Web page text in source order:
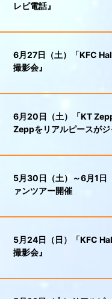
レビ電話』
6月27日（土）「KFC
撮影会』
6月20日（土）「KT
Zeppをリアルピースが
5月30日（土）～6月1日
ァンツアー開催
5月24日（日）「KFC
撮影会』